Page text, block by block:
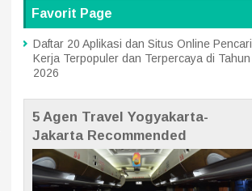
Favorit Page
Daftar 20 Aplikasi dan Situs Online Pencari
Kerja Terpopuler dan Terpercaya di Tahun
2026
5 Agen Travel Yogyakarta-
Jakarta Recommended